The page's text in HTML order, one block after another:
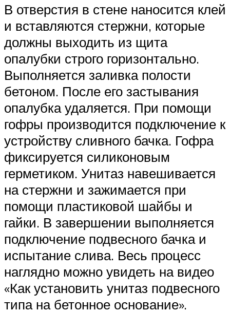
В отверстия в стене наносится клей
и вставляются стержни, которые
должны выходить из щита
опалубки строго горизонтально.
Выполняется заливка полости
бетоном. После его застывания
опалубка удаляется. При помощи
гофры производится подключение к
устройству сливного бачка. Гофра
фиксируется силиконовым
герметиком. Унитаз навешивается
на стержни и зажимается при
помощи пластиковой шайбы и
гайки. В завершении выполняется
подключение подвесного бачка и
испытание слива. Весь процесс
наглядно можно увидеть на видео
«Как установить унитаз подвесного
типа на бетонное основание».